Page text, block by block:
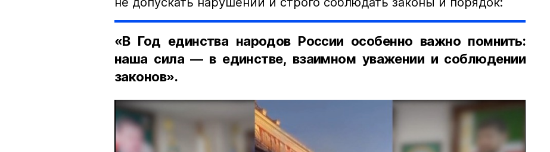
«В Год единства народов России особенно важно помнить:
наша сила — в единстве, взаимном уважении и соблюдении
законов».